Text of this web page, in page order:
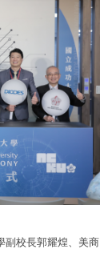
副校長郭耀煌、美商